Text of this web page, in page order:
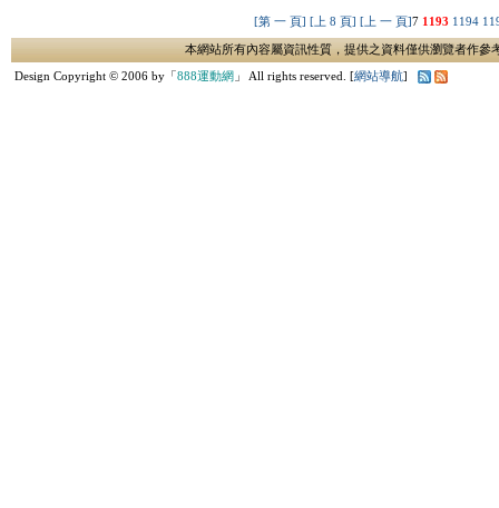
[第 一 頁] [上 8 頁] [上 一 頁]7 1193 1194
本網站所有內容屬資訊性質，提供之資料僅供瀏覽者作
Design Copyright © 2006 by「888運動網 」 All rights reserved. [網站導航]